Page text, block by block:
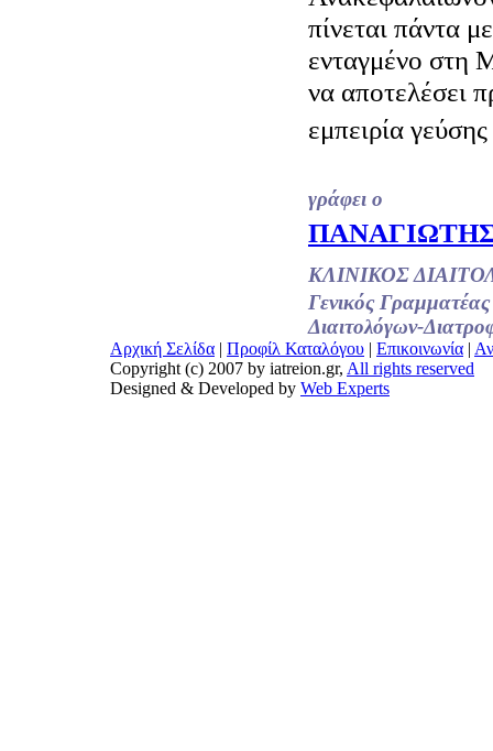
πίνεται πάντα
ενταγμένο στη
να αποτελέσει
εμπειρία
γράφει ο
ΚΛΙΝΙΚΟΣ
Γενικός
Διαιτολόγων-
Αρχική Σελίδα | Προφίλ Καταλόγου | Επικοινωνία |
Copyright (c) 2007 by iatreion.gr, All rights reserved
Designed & Developed by Web Experts